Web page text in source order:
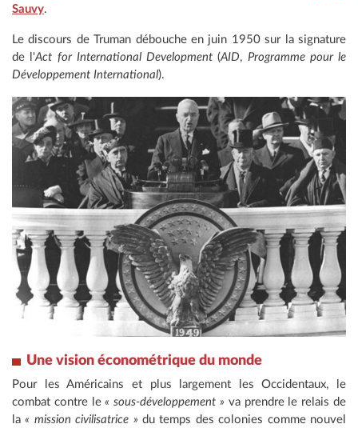
Sauvy.
Le discours de Truman débouche en juin 1950 sur la signature
de l'Act for International Development (AID, Programme pour le
Développement International).
Une vision économétrique du monde
Pour les Américains et plus largement les Occidentaux, le
combat contre le« sous-développement » va prendre le relais de
la« mission civilisatrice » du temps des colonies comme nouvel